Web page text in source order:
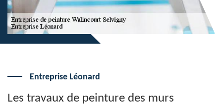
Entreprise Léonard
Les travaux de peinture des murs